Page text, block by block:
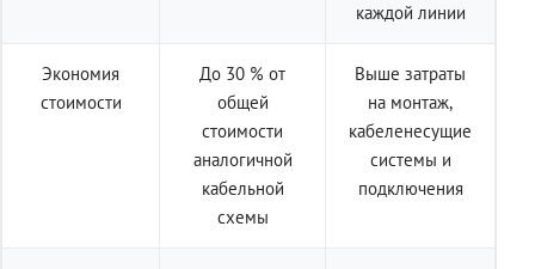
каждой линии
Экономия
стоимости
До 30 % от
общей
стоимости
аналогичной
кабельной
схемы
Выше затраты
на монтаж,
кабеленесущие
системы и
подключения